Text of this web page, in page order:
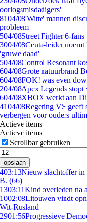
oorlogsmisdadigers'
8104/08'Witte' mannen
probleem
504/08Street Fighter 6-
3004/08Ceuta-leider noemt
'gruweldaad'
504/08Control Resonant
604/08Grote natuurbrand
604/08FOK! was even
204/08Apex Legends stopt
604/08XBOX werkt aan
4104/08Regering VS geeft
verbergen voor ouders
Actieve items
Actieve items
Scrollbar gebruiken
opslaan
403:13Nieuw slachtoffer in
B. (66)
1303:11Kind overleden na
1002:08Litouwen vindt
Wit-Rusland
2901:56Progressieve